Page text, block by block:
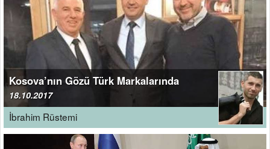
Kosova’nın Gözü Türk Markalarında
18.10.2017
İbrahim Rüstemi